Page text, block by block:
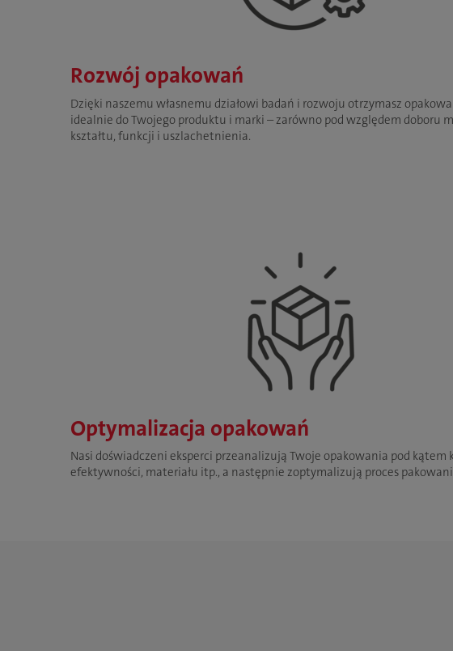
Rozwój opakowań
Dzięki naszemu własnemu działowi badań i rozwoju otrzymasz
idealnie do Twojego produktu i marki – zarówno pod względem doboru
kształtu, funkcji i uszlachetnienia.
Optymalizacja opakowań
Nasi doświadczeni eksperci przeanalizują Twoje opakowania pod kątem
efektywności, materiału itp., a następnie zoptymalizują proces